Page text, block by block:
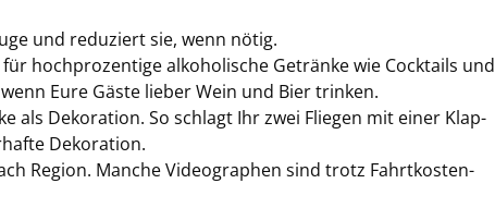
und re­du­ziert sie, wenn nötig.
hoch­pro­zen­ti­ge al­ko­ho­li­sche Ge­trän­ke wie Cock­tails und
Eure Gäste lie­ber Wein und Bier trin­ken.
als De­ko­ra­ti­on. So schlagt Ihr zwei Flie­gen mit einer Klap­
De­ko­ra­ti­on.
Re­gi­on. Man­che Vi­deo­gra­phen sind trotz Fahrtkosten-​